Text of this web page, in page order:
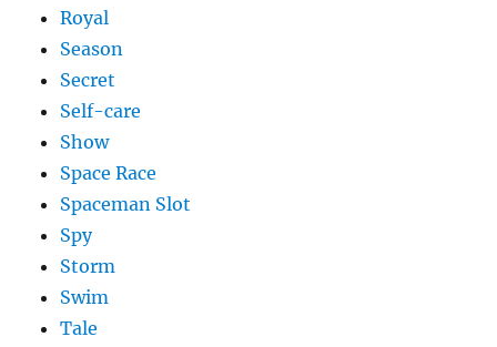
Royal
Season
Secret
Self-care
Show
Space Race
Spaceman Slot
Spy
Storm
Swim
Tale